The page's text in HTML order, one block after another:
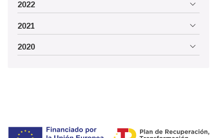
2022
2021
2020